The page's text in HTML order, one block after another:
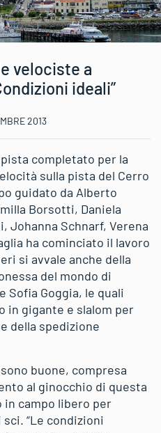
velociste a
ideali”
2013
completato per la
sulla pista del Cerro
guidato da Alberto
Borsotti, Daniela
Johanna Schnarf, Verena
ha cominciato il lavoro
si avvale anche della
del mondo di
Sofia Goggia, le quali
in gigante e slalom per
della spedizione
buone, compresa
al ginocchio di questa
in campo libero per
“Le condizioni